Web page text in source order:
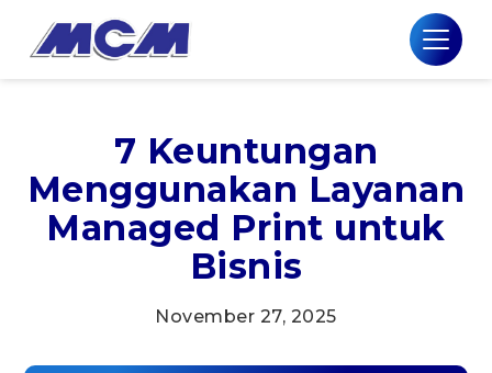
7 Keuntungan
Menggunakan Layanan
Managed Print untuk
Bisnis
November 27, 2025